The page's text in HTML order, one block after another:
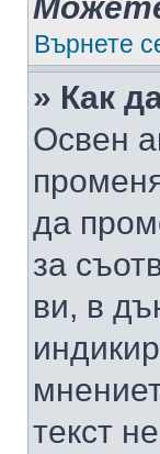
Върнете
» Как
Освен
да
за
ви, в
текст